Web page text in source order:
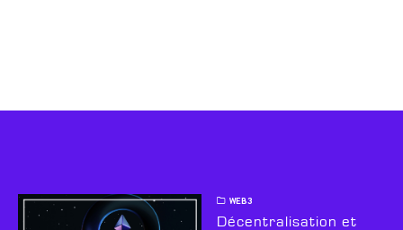
WEB3
Décentralisation et